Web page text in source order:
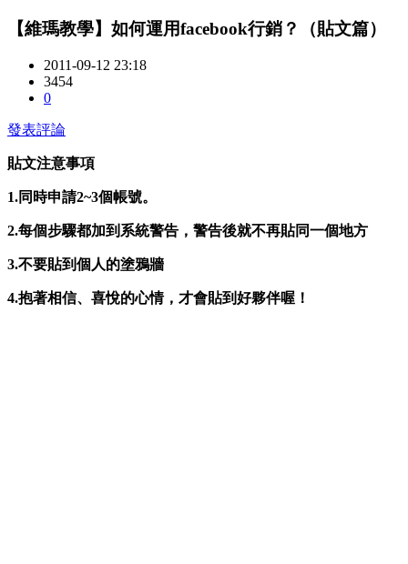
【維瑪教學】如何運用facebook行銷？（貼文篇）
2011-09-12 23:18
3454
0
發表評論
貼文注意事項
1.同時申請2~3個帳號。
2.每個步驟都加到系統警告，警告後就不再貼同一個地方
3.不要貼到個人的塗鴉牆
4.抱著相信、喜悅的心情，才會貼到好夥伴喔！